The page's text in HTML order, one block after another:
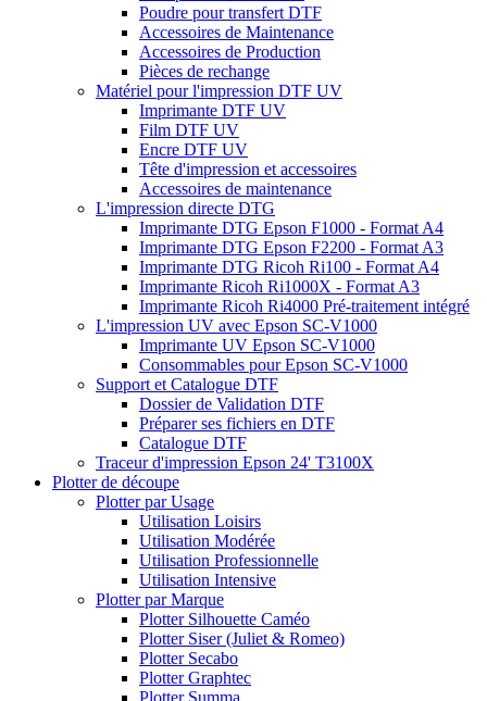
Poudre pour transfert DTF
Accessoires de Maintenance
Accessoires de Production
Pièces de rechange
Matériel pour l'impression DTF UV
Imprimante DTF UV
Film DTF UV
Encre DTF UV
Tête d'impression et accessoires
Accessoires de maintenance
L'impression directe DTG
Imprimante DTG Epson F1000 - Format A4
Imprimante DTG Epson F2200 - Format A3
Imprimante DTG Ricoh Ri100 - Format A4
Imprimante Ricoh Ri1000X - Format A3
Imprimante Ricoh Ri4000 Pré-traitement intégré
L'impression UV avec Epson SC-V1000
Imprimante UV Epson SC-V1000
Consommables pour Epson SC-V1000
Support et Catalogue DTF
Dossier de Validation DTF
Préparer ses fichiers en DTF
Catalogue DTF
Traceur d'impression Epson 24' T3100X
Plotter de découpe
Plotter par Usage
Utilisation Loisirs
Utilisation Modérée
Utilisation Professionnelle
Utilisation Intensive
Plotter par Marque
Plotter Silhouette Caméo
Plotter Siser (Juliet & Romeo)
Plotter Secabo
Plotter Graphtec